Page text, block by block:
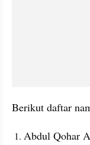
Berikut daftar
Abdul Qohar